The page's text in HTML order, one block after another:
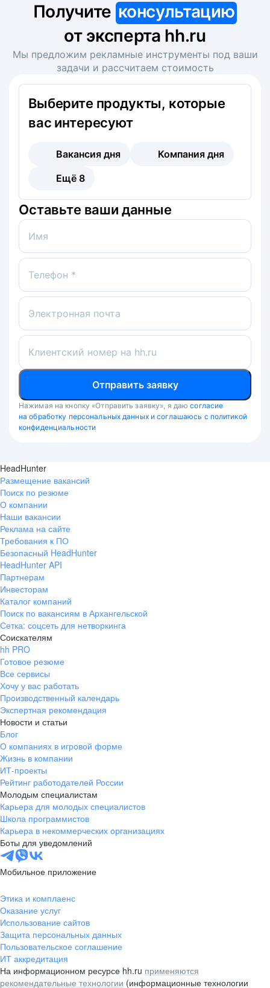
Получите консультацию
от эксперта hh.ru
Мы предложим рекламные инструменты под ваши
задачи и рассчитаем стоимость
Выберите продукты, которые
вас интересуют
Вакансия дня
Компания дня
Ещё 8
Оставьте ваши данные
Имя
Телефон *
Электронная почта
Клиентский номер на hh.ru
Отправить заявку
Нажимая на кнопку «Отправить заявку», я даю согласие
на обработку персональных данных и соглашаюсь с политикой
конфиденциальности
HeadHunter
Размещение вакансий
Поиск по резюме
О компании
Наши вакансии
Реклама на сайте
Требования к ПО
Безопасный HeadHunter
HeadHunter API
Партнерам
Инвесторам
Каталог компаний
Поиск по вакансиям в Архангельской
Сетка: соцсеть для нетворкинга
Соискателям
hh PRO
Готовое резюме
Все сервисы
Хочу у вас работать
Производственный календарь
Экспертная рекомендация
Новости и статьи
Блог
О компаниях в игровой форме
Жизнь в компании
ИТ-проекты
Рейтинг работодателей России
Молодым специалистам
Карьера для молодых специалистов
Школа программистов
Карьера в некоммерческих организациях
Боты для уведомлений
Мобильное приложение
Этика и комплаенс
Оказание услуг
Использование сайтов
Защита персональных данных
Пользовательское соглашение
ИТ аккредитация
На информационном ресурсе hh.ru применяются
рекомендательные технологии (информационные технологии